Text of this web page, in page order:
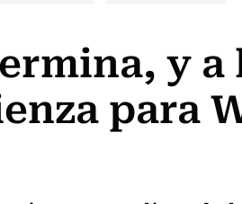
y a
para